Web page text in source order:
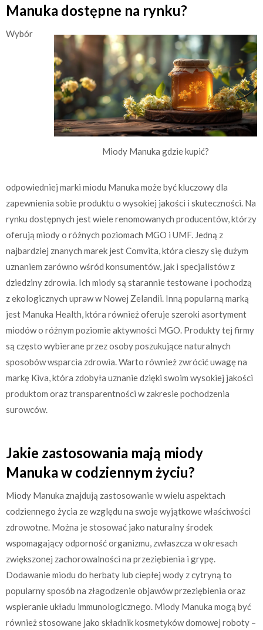
Manuka dostępne na rynku?
Miody Manuka gdzie kupić?
Wybór
odpowiedniej marki miodu Manuka może być kluczowy dla
zapewnienia sobie produktu o wysokiej jakości i skuteczności. Na
rynku dostępnych jest wiele renomowanych producentów, którzy
oferują miody o różnych poziomach MGO i UMF. Jedną z
najbardziej znanych marek jest Comvita, która cieszy się dużym
uznaniem zarówno wśród konsumentów, jak i specjalistów z
dziedziny zdrowia. Ich miody są starannie testowane i pochodzą
z ekologicznych upraw w Nowej Zelandii. Inną popularną marką
jest Manuka Health, która również oferuje szeroki asortyment
miodów o różnym poziomie aktywności MGO. Produkty tej firmy
są często wybierane przez osoby poszukujące naturalnych
sposobów wsparcia zdrowia. Warto również zwrócić uwagę na
markę Kiva, która zdobyła uznanie dzięki swoim wysokiej jakości
produktom oraz transparentności w zakresie pochodzenia
surowców.
Jakie zastosowania mają miody
Manuka w codziennym życiu?
Miody Manuka znajdują zastosowanie w wielu aspektach
codziennego życia ze względu na swoje wyjątkowe właściwości
zdrowotne. Można je stosować jako naturalny środek
wspomagający odporność organizmu, zwłaszcza w okresach
zwiększonej zachorowalności na przeziębienia i grypę.
Dodawanie miodu do herbaty lub ciepłej wody z cytryną to
popularny sposób na złagodzenie objawów przeziębienia oraz
wspieranie układu immunologicznego. Miody Manuka mogą być
również stosowane jako składnik kosmetyków domowej roboty –